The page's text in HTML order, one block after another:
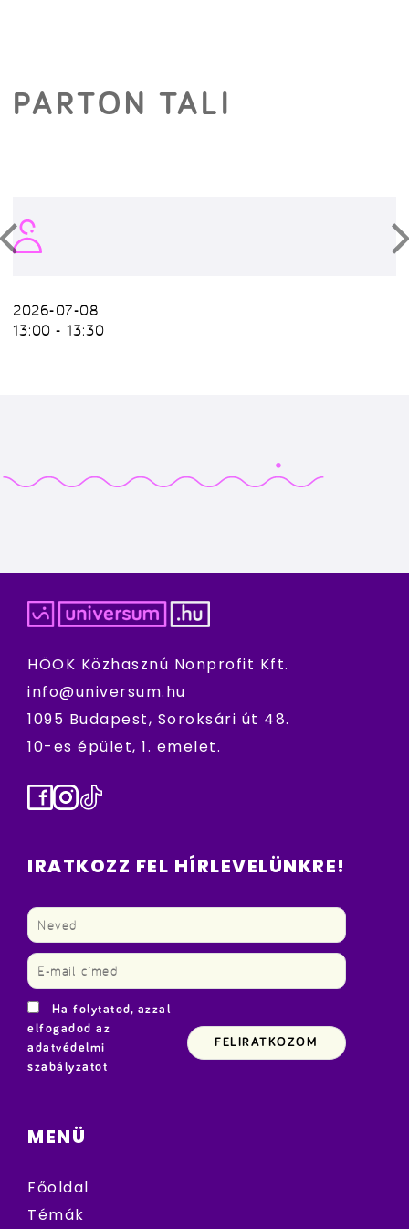
PARTON TALI
2026-07-08
13:00 - 13:30
HÖOK Közhasznú Nonprofit Kft.
info@universum.hu
1095 Budapest, Soroksári út 48.
10-es épület, 1. emelet.
Facebook
Instagram
TikTok
IRATKOZZ FEL HÍRLEVELÜNKRE!
Ha folytatod, azzal
elfogadod az
adatvédelmi
szabályzatot
MENÜ
Főoldal
Témák